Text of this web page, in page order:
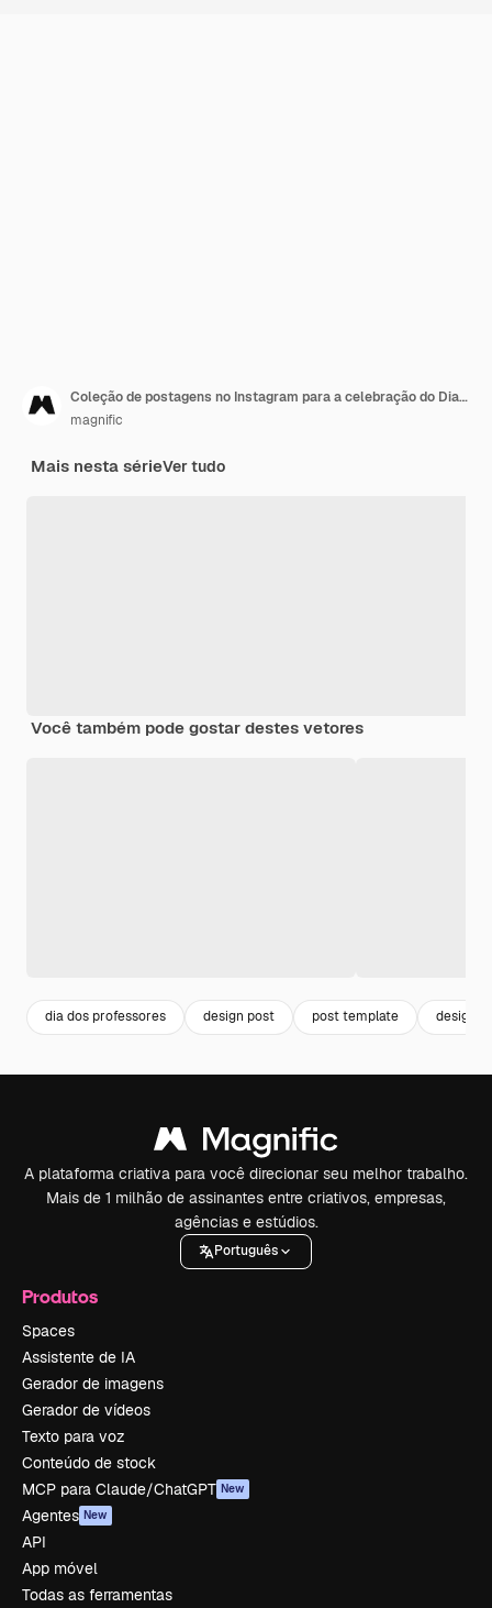
Coleção de postagens no Instagram para a celebração do Dia Mundial do Professor
magnific
Mais nesta sérieVer tudo
Você também pode gostar destes vetores
dia dos professores design post post template design
A plataforma criativa para você direcionar seu melhor trabalho.
Mais de 1 milhão de assinantes entre criativos, empresas,
agências e estúdios.
Português
Produtos
Spaces
Assistente de IA
Gerador de imagens
Gerador de vídeos
Texto para voz
Conteúdo de stock
MCP para Claude/ChatGPT New
Agentes New
API
App móvel
Todas as ferramentas